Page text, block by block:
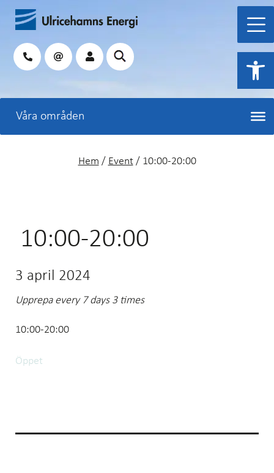
Hoppa
innehåll
Sök
Hem / Event/ 10:00-20:00
10:00-20:00
3 april 2024
Upprepa every 7 days 3 times
10:00-20:00
Öppet